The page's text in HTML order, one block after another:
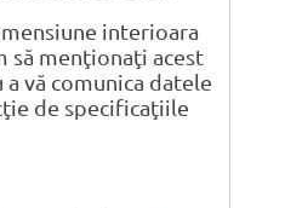
interioara
să menţionaţi acest
vă comunica datele
de specificaţiile